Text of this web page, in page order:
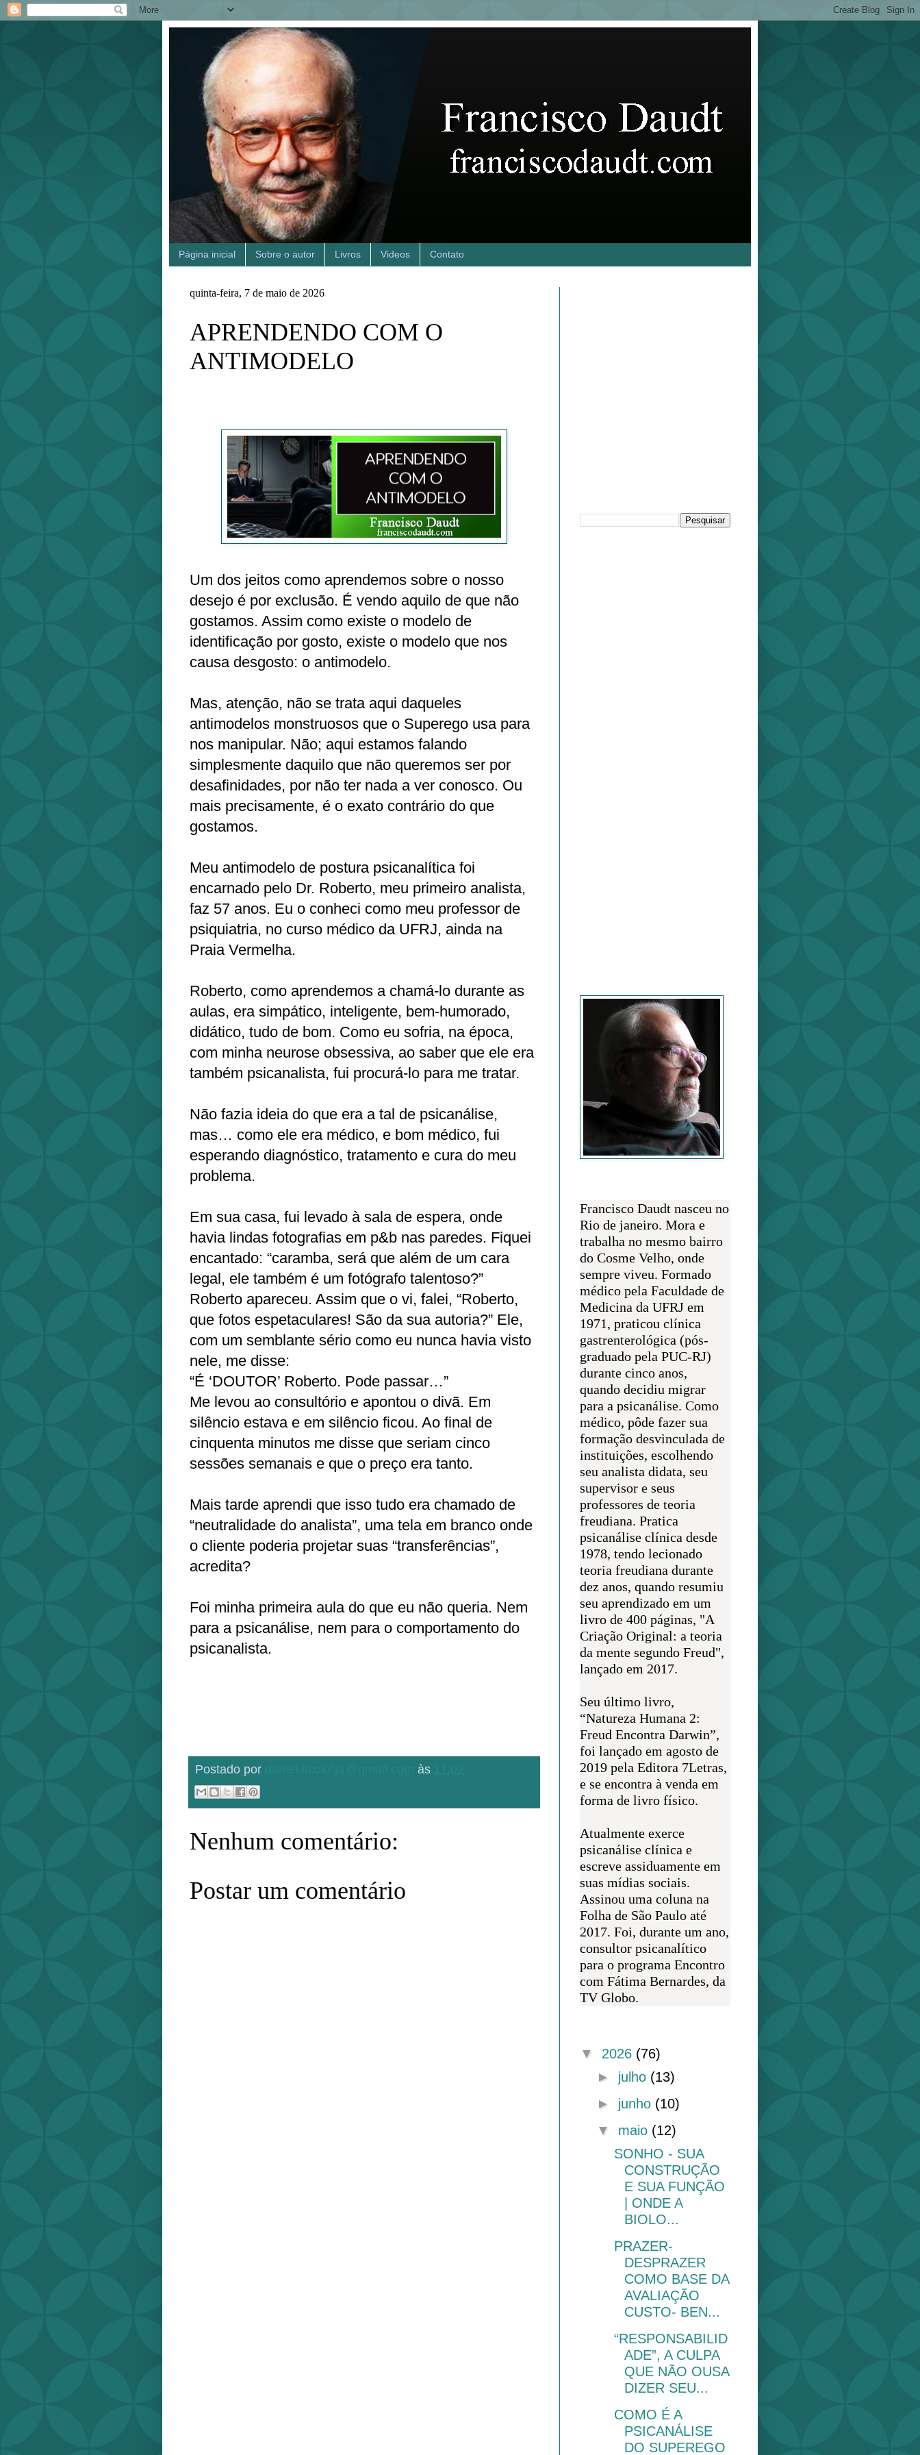
Página inicial Sobre o autor Livros Videos Contato
quinta-feira, 7 de maio de 2026
APRENDENDO COM O
ANTIMODELO
Um dos jeitos como aprendemos sobre o nosso
desejo é por exclusão. É vendo aquilo de que não
gostamos. Assim como existe o modelo de
identificação por gosto, existe o modelo que nos
causa desgosto: o antimodelo.
Mas, atenção, não se trata aqui daqueles
antimodelos monstruosos que o Superego usa para
nos manipular. Não; aqui estamos falando
simplesmente daquilo que não queremos ser por
desafinidades, por não ter nada a ver conosco. Ou
mais precisamente, é o exato contrário do que
gostamos.
Meu antimodelo de postura psicanalítica foi
encarnado pelo Dr. Roberto, meu primeiro analista,
faz 57 anos. Eu o conheci como meu professor de
psiquiatria, no curso médico da UFRJ, ainda na
Praia Vermelha.
Roberto, como aprendemos a chamá-lo durante as
aulas, era simpático, inteligente, bem-humorado,
didático, tudo de bom. Como eu sofria, na época,
com minha neurose obsessiva, ao saber que ele era
também psicanalista, fui procurá-lo para me tratar.
Não fazia ideia do que era a tal de psicanálise,
mas… como ele era médico, e bom médico, fui
esperando diagnóstico, tratamento e cura do meu
problema.
Em sua casa, fui levado à sala de espera, onde
havia lindas fotografias em p&b nas paredes. Fiquei
encantado: “caramba, será que além de um cara
legal, ele também é um fotógrafo talentoso?”
Roberto apareceu. Assim que o vi, falei, “Roberto,
que fotos espetaculares! São da sua autoria?” Ele,
com um semblante sério como eu nunca havia visto
nele, me disse:
“É ‘DOUTOR’ Roberto. Pode passar…”
Me levou ao consultório e apontou o divã. Em
silêncio estava e em silêncio ficou. Ao final de
cinquenta minutos me disse que seriam cinco
sessões semanais e que o preço era tanto.
Mais tarde aprendi que isso tudo era chamado de
“neutralidade do analista”, uma tela em branco onde
o cliente poderia projetar suas “transferências”,
acredita?
Foi minha primeira aula do que eu não queria. Nem
para a psicanálise, nem para o comportamento do
psicanalista.
Postado por às
Nenhum comentário:
Postar um comentário
Francisco Daudt nasceu no
Rio de janeiro. Mora e
trabalha no mesmo bairro
do Cosme Velho, onde
sempre viveu. Formado
médico pela Faculdade de
Medicina da UFRJ em
1971, praticou clínica
gastrenterológica (pós-
graduado pela PUC-RJ)
durante cinco anos,
quando decidiu migrar
para a psicanálise. Como
médico, pôde fazer sua
formação desvinculada de
instituições, escolhendo
seu analista didata, seu
supervisor e seus
professores de teoria
freudiana. Pratica
psicanálise clínica desde
1978, tendo lecionado
teoria freudiana durante
dez anos, quando resumiu
seu aprendizado em um
livro de 400 páginas, "A
Criação Original: a teoria
da mente segundo Freud",
lançado em 2017.
Seu último livro,
“Natureza Humana 2:
Freud Encontra Darwin”,
foi lançado em agosto de
2019 pela Editora 7Letras,
e se encontra à venda em
forma de livro físico.
Atualmente exerce
psicanálise clínica e
escreve assiduamente em
suas mídias sociais.
Assinou uma coluna na
Folha de São Paulo até
2017. Foi, durante um ano,
consultor psicanalítico
para o programa Encontro
com Fátima Bernardes, da
TV Globo.
▼ 2026 (76)
► julho (13)
► junho (10)
▼ maio (12)
SONHO - SUA
CONSTRUÇÃO
E SUA FUNÇÃO
| ONDE A
BIOLO...
PRAZER-
DESPRAZER
COMO BASE DA
AVALIAÇÃO
CUSTO- BEN...
“RESPONSABILID
ADE”, A CULPA
QUE NÃO OUSA
DIZER SEU...
COMO É A
PSICANÁLISE
DO SUPEREGO